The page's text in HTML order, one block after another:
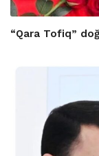
“Qara Tofiq”